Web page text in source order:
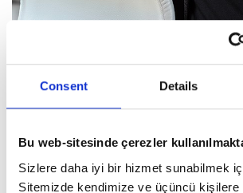
Consent Details
Bu web-sitesinde çerezler
Sizlere daha iyi bir hizmet sunabilmek
Sitemizde kendimize ve üçüncü kişilere
Ayrıca Dux yataklarında kişiselleştirilebilir